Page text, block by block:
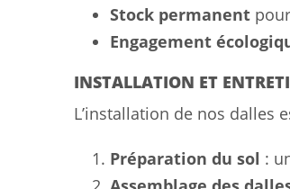
Stock permanent
Engagement
INSTALLATION ET
L’installation de nos dalles
Préparation du sol :